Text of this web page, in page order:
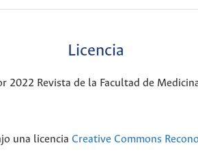
Licencia
2022 Revista de la Facultad de
una licencia Creative Commons